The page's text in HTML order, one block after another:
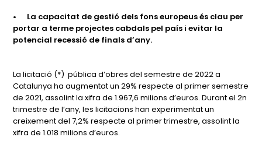
•
La capacitat de gestió dels fons europeus és clau per
portar a terme projectes cabdals pel país i evitar la
potencial recessió de finals d’any.
La licitació (*) pública d’obres del semestre de 2022 a
Catalunya ha augmentat un 29% respecte al primer semestre
de 2021, assolint la xifra de 1.967,6 milions d’euros. Durant el 2n
trimestre de l’any, les licitacions han experimentat un
creixement del 7,2% respecte al primer trimestre, assolint la
xifra de 1.018 milions d’euros.